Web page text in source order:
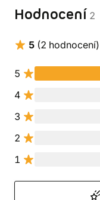
Hodnocení 2
5 (2 hodnocení)
5
4
3
2
1